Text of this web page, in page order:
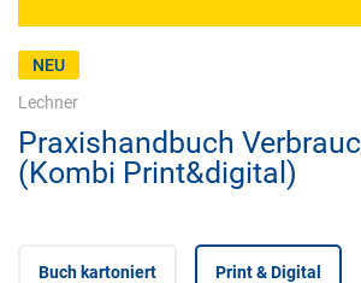
NEU
Lechner
Praxishandbuch
(Kombi Print&digital)
Buch kartoniert
Print & Digital